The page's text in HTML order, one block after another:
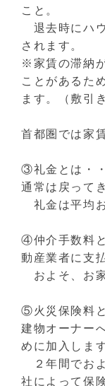
こと。
退去時にハ
されます。
※家賃の滞納
ことがあるた
ます。（敷引
首都圏では家
③礼金とは・
通常は戻って
礼金は平均
④仲介手数料
動産業者に支
およそ、お
⑤火災保険料
建物オーナー
めに加入します
２年間でお
社によって保